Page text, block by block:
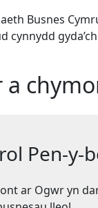
Busnes
Pen-y-
ar Ogwr yn